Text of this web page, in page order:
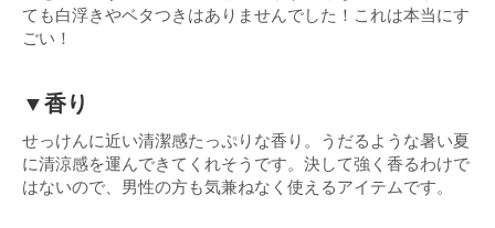
ても白浮きやベタつきはありませんでした！これは本当にす
ごい！
▼香り
せっけんに近い清潔感たっぷりな香り。うだるような暑い夏
に清涼感を運んできてくれそうです。決して強く香るわけで
はないので、男性の方も気兼ねなく使えるアイテムです。